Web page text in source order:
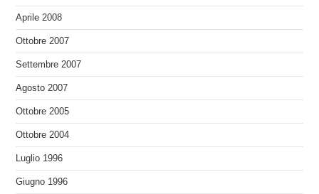
Aprile 2008
Ottobre 2007
Settembre 2007
Agosto 2007
Ottobre 2005
Ottobre 2004
Luglio 1996
Giugno 1996